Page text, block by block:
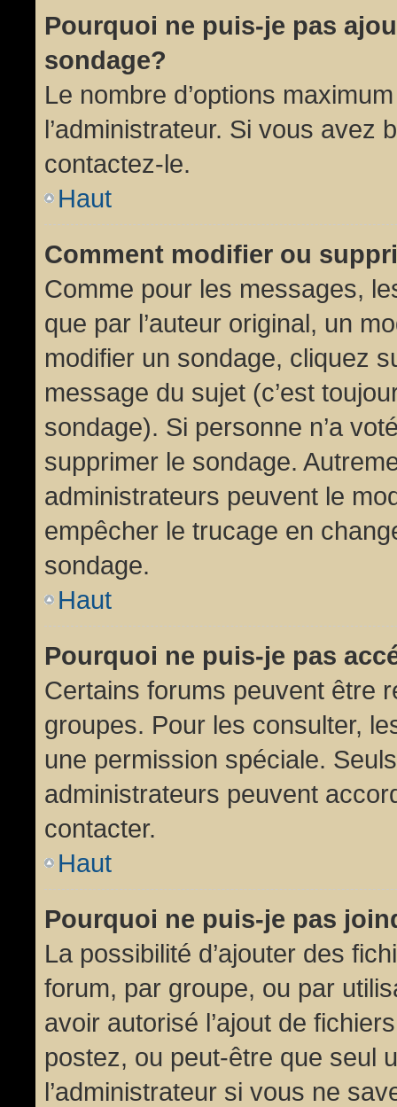
Pourquoi ne puis-je pas
sondage?
Le nombre d’options
l’administrateur. Si vous avez
contactez-le.
Haut
Comment modifier ou
Comme pour les messages,
que par l’auteur original, un
modifier un sondage, cliquez
message du sujet (c’est
sondage). Si personne n’a
supprimer le sondage.
administrateurs peuvent le
empêcher le trucage en
sondage.
Haut
Pourquoi ne puis-je pas
Certains forums peuvent être
groupes. Pour les consulter,
une permission spéciale.
administrateurs peuvent
contacter.
Haut
Pourquoi ne puis-je pas
La possibilité d’ajouter des
forum, par groupe, ou par
avoir autorisé l’ajout de
postez, ou peut-être que seul
l’administrateur si vous ne